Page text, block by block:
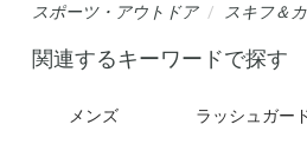
スポーツ・アウトドア
スキフ＆
関連するキーワードで探す
メンズ ラッシュガー